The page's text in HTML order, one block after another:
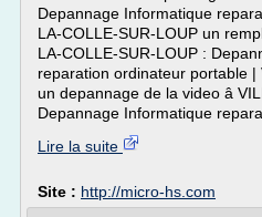
Depannage Informatique
LA-COLLE-SUR-LOUP un
LA-COLLE-SUR-LOUP :
reparation ordinateur portable |
un depannage de la video â
Depannage Informatique
Lire la suite
Site : http://micro-hs.com